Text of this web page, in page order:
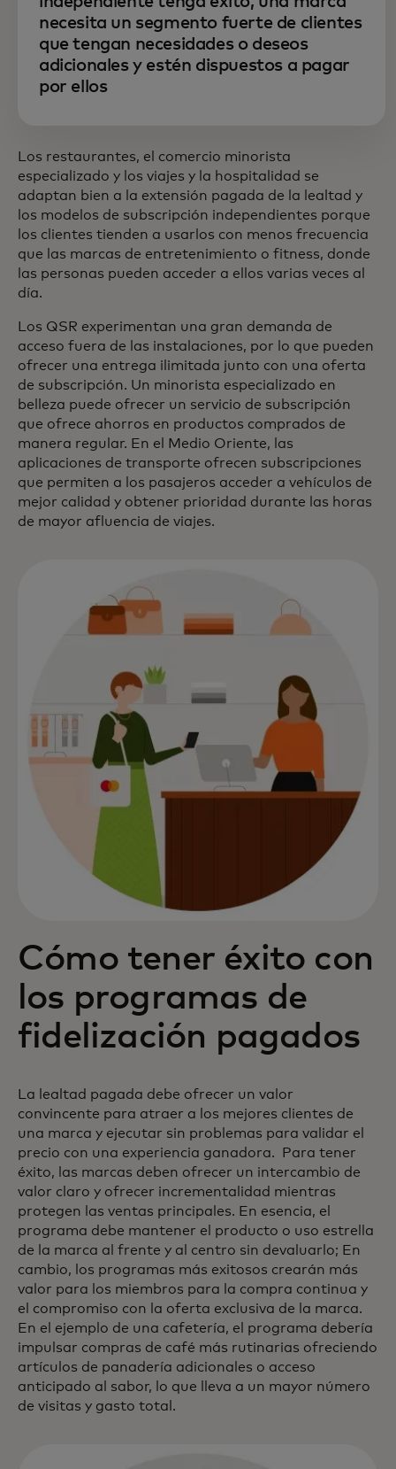
necesita un segmento fuerte de clientes
que tengan necesidades o deseos
adicionales y estén dispuestos a pagar
por ellos
Los restaurantes, el comercio minorista
especializado y los viajes y la hospitalidad se
adaptan bien a la extensión pagada de la lealtad y
los modelos de subscripción independientes porque
los clientes tienden a usarlos con menos frecuencia
que las marcas de entretenimiento o fitness, donde
las personas pueden acceder a ellos varias veces al
día.
Los QSR experimentan una gran demanda de
acceso fuera de las instalaciones, por lo que pueden
ofrecer una entrega ilimitada junto con una oferta
de subscripción. Un minorista especializado en
belleza puede ofrecer un servicio de subscripción
que ofrece ahorros en productos comprados de
manera regular. En el Medio Oriente, las
aplicaciones de transporte ofrecen subscripciones
que permiten a los pasajeros acceder a vehículos de
mejor calidad y obtener prioridad durante las horas
de mayor afluencia de viajes.
Cómo tener éxito con
los programas de
fidelización pagados
La lealtad pagada debe ofrecer un valor
convincente para atraer a los mejores clientes de
una marca y ejecutar sin problemas para validar el
precio con una experiencia ganadora. Para tener
éxito, las marcas deben ofrecer un intercambio de
valor claro y ofrecer incrementalidad mientras
protegen las ventas principales. En esencia, el
programa debe mantener el producto o uso estrella
de la marca al frente y al centro sin devaluarlo; En
cambio, los programas más exitosos crearán más
valor para los miembros para la compra continua y
el compromiso con la oferta exclusiva de la marca.
En el ejemplo de una cafetería, el programa debería
impulsar compras de café más rutinarias ofreciendo
artículos de panadería adicionales o acceso
anticipado al sabor, lo que lleva a un mayor número
de visitas y gasto total.